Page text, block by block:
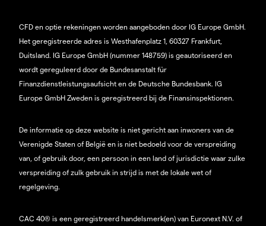
CFD en optie rekeningen worden aangeboden door IG Europe GmbH.
Het geregistreerde adres is Westhafenplatz 1, 60327 Frankfurt,
Duitsland. IG Europe GmbH (nummer 148759) is geautoriseerd en
wordt gereguleerd door de Bundesanstalt für
Finanzdienstleistungsaufsicht en de Deutsche Bundesbank. IG
Europe GmbH Zweden is geregistreerd bij de Finansinspektionen.
De informatie op deze website is niet gericht aan inwoners van de
Verenigde Staten of België en is niet bedoeld voor de verspreiding
van, of gebruik door, een persoon in een land of jurisdictie waar zulke
verspreiding of zulk gebruik in strijd is met de lokale wet of
regelgeving.
CAC 40® is een geregistreerd handelsmerk(en) van Euronext N.V. of